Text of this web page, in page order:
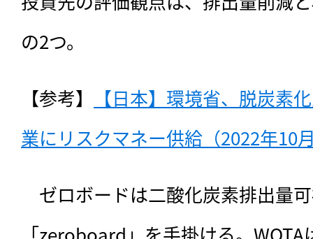
の2つ。
【参考】
【日本】環境省、脱炭素
業にリスクマネー供給（2022年10
ゼロボードは二酸化炭素排出量
「zeroboard」を手掛ける。